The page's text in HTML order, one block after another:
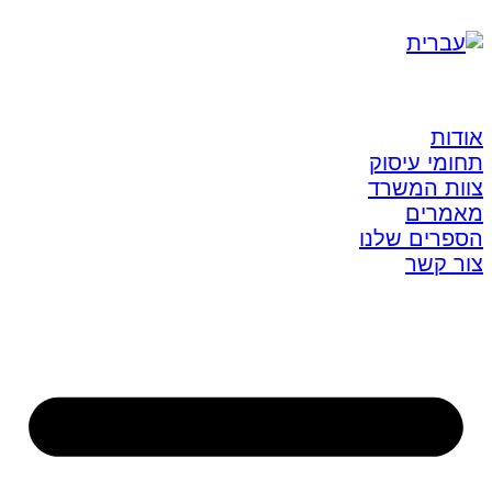
אודות
תחומי עיסוק
צוות המשרד
מאמרים
הספרים שלנו
צור קשר